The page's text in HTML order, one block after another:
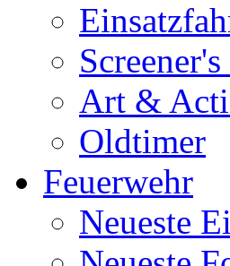
Art &
Oldtimer
Feuerwehr
Neueste